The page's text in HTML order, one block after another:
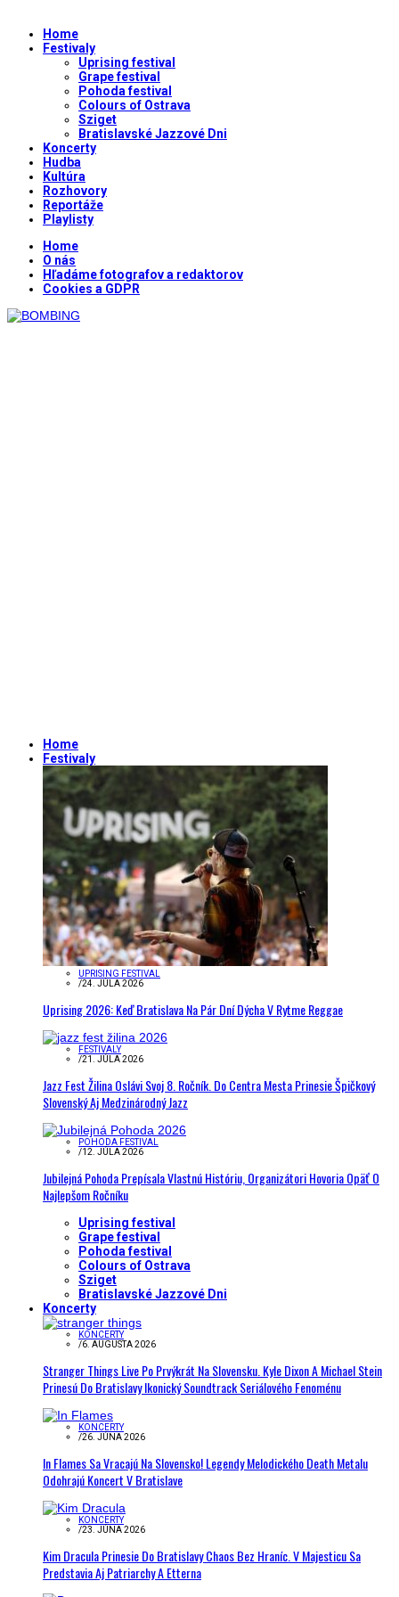
Home
Festivaly
Uprising festival
Grape festival
Pohoda festival
Colours of Ostrava
Sziget
Bratislavské Jazzové Dni
Koncerty
Hudba
Kultúra
Rozhovory
Reportáže
Playlisty
Home
O nás
Hľadáme fotografov a redaktorov
Cookies a GDPR
Home
Festivaly
UPRISING FESTIVAL
/24. JÚLA 2026
Uprising 2026: Keď Bratislava Na Pár Dní Dýcha V Rytme Reggae
FESTIVALY
/21. JÚLA 2026
Jazz Fest Žilina Oslávi Svoj 8. Ročník. Do Centra Mesta Prinesie Špičkový
Slovenský Aj Medzinárodný Jazz
POHODA FESTIVAL
/12. JÚLA 2026
Jubilejná Pohoda Prepísala Vlastnú Históriu, Organizátori Hovoria Opäť O
Najlepšom Ročníku
Uprising festival
Grape festival
Pohoda festival
Colours of Ostrava
Sziget
Bratislavské Jazzové Dni
Koncerty
KONCERTY
/6. AUGUSTA 2026
Stranger Things Live Po Prvýkrát Na Slovensku. Kyle Dixon A Michael Stein
Prinesú Do Bratislavy Ikonický Soundtrack Seriálového Fenoménu
KONCERTY
/26. JÚNA 2026
In Flames Sa Vracajú Na Slovensko! Legendy Melodického Death Metalu
Odohrajú Koncert V Bratislave
KONCERTY
/23. JÚNA 2026
Kim Dracula Prinesie Do Bratislavy Chaos Bez Hraníc. V Majesticu Sa
Predstavia Aj Patriarchy A Etterna